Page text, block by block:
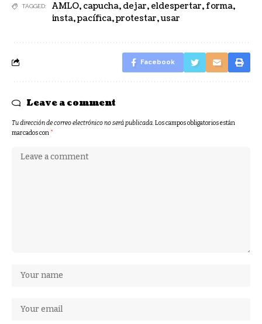
TAGGED: AMLO, capucha, dejar, eldespertar, forma,
insta,pacífica,protestar,usar
Facebook
Leave a comment
Tu dirección de correo electrónico no será publicada.Los campos obligatorios están
marcados con*